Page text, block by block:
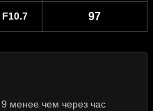
F10.7 97
менее чем через час